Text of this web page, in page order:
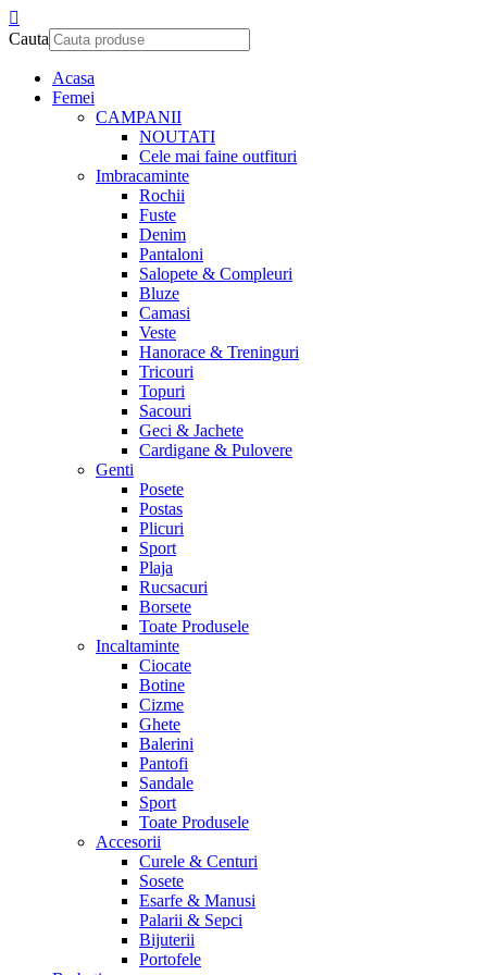
Cauta
Acasa
Femei
CAMPANII
NOUTATI
Cele mai faine outfituri
Imbracaminte
Rochii
Fuste
Denim
Pantaloni
Salopete & Compleuri
Bluze
Camasi
Veste
Hanorace & Treninguri
Tricouri
Topuri
Sacouri
Geci & Jachete
Cardigane & Pulovere
Genti
Posete
Postas
Plicuri
Sport
Plaja
Rucsacuri
Borsete
Toate Produsele
Incaltaminte
Ciocate
Botine
Cizme
Ghete
Balerini
Pantofi
Sandale
Sport
Toate Produsele
Accesorii
Curele & Centuri
Sosete
Esarfe & Manusi
Palarii & Sepci
Bijuterii
Portofele